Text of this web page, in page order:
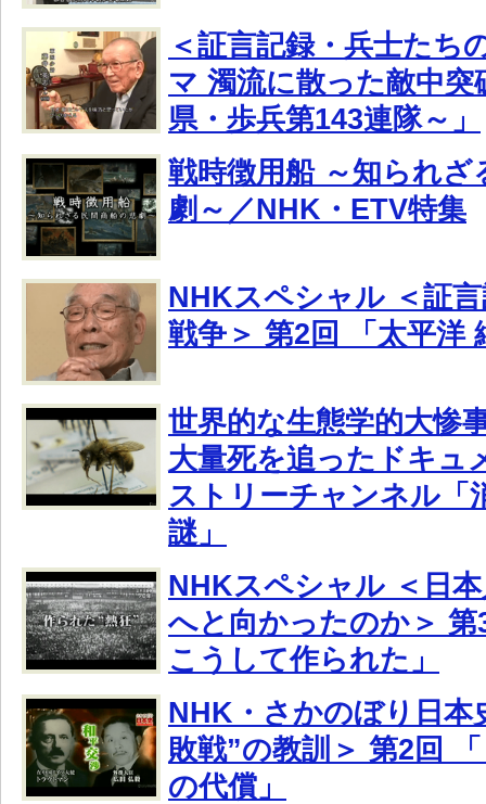
＜証言記録・兵士たち
マ 濁流に散った敵中突
県・歩兵第143連隊～」
戦時徴用船 ～知られざ
劇～／NHK・ETV特集
NHKスペシャル ＜証
戦争＞ 第2回 「太平洋
世界的な生態学的大惨
大量死を追ったドキュ
ストリーチャンネル「
謎」
NHKスペシャル ＜日
へと向かったのか＞ 第
こうして作られた」
NHK・さかのぼり日本
敗戦”の教訓＞ 第2回
の代償」